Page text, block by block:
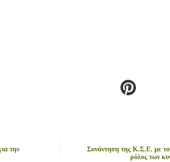
την
Συνάντηση της Κ.Σ.Ε. με
ρόλος των